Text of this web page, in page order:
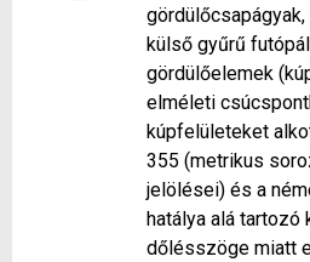
külső gyűrű
gördülőelemek
elméleti
kúpfelületeket
355 (metrikus
jelölései) és a
hatálya alá tartozó
dőlésszöge miatt